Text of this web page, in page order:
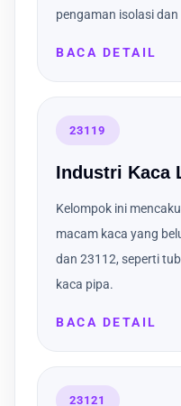
pengaman isolasi
BACA DETAIL
23119
Industri Kaca
Kelompok ini
macam kaca yang
dan 23112, seperti
kaca pipa.
BACA DETAIL
23121